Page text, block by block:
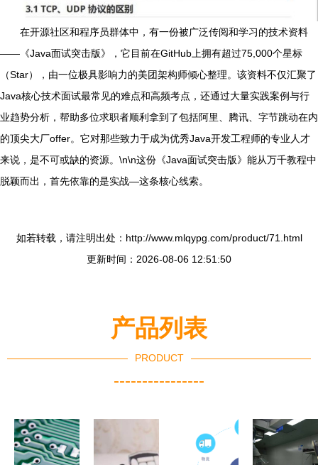
在开源社区和程序员群体中，有一份被广泛传阅和学习的技术资料
——《Java面试突击版》，它目前在GitHub上拥有超过75,000个星标
（Star），由一位极具影响力的美团架构师倾心整理。该资料不仅汇聚了
Java核心技术面试最常见的难点和高频考点，还通过大量实践案例与行
业趋势分析，帮助多位求职者顺利拿到了包括阿里、腾讯、字节跳动在内
的顶尖大厂offer。它对那些致力于成为优秀Java开发工程师的专业人才
来说，是不可或缺的资源。\n\n这份《Java面试突击版》能从万千教程中
脱颖而出，首先依靠的是实战—这条核心线索。
如若转载，请注明出处：http://www.mlqypg.com/product/71.html
更新时间：2026-08-06 12:51:50
产品列表
PRODUCT
----------------